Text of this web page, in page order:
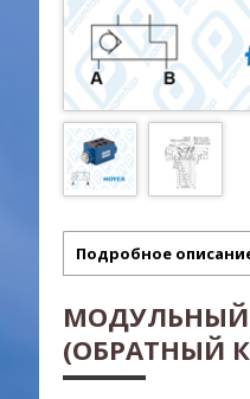
Подробное
(ОБРАТНЫЙ